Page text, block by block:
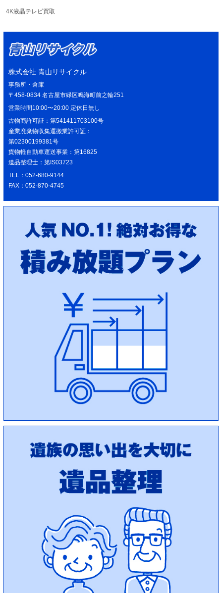
4K液晶テレビ買取
株式会社 青山リサイクル
事務所・倉庫
〒458-0834 名古屋市緑区鳴海町前之輪251
営業時間10:00〜20:00 定休日無し
古物商許可証：第541411703100号
産業廃棄物収集運搬業許可証：
第02300199381号
貨物軽自動車運送事業：第16825
遺品整理士：第IS03723
TEL：052-680-9144
FAX：052-870-4745